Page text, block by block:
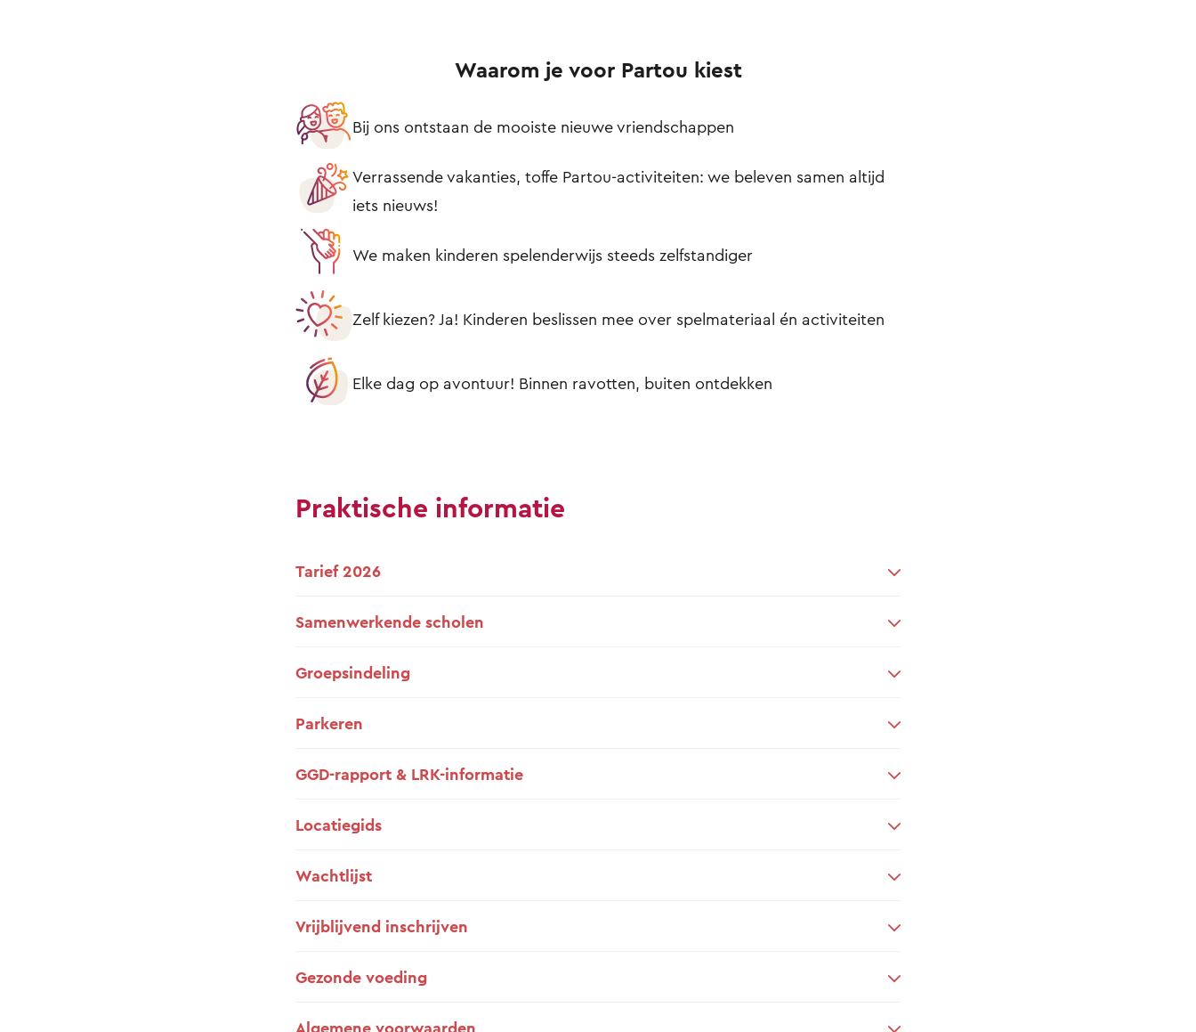
Waarom je voor Partou kiest
Bij ons ontstaan de mooiste nieuwe vriendschappen
Verrassende vakanties, toffe Partou-activiteiten: we beleven samen altijd
iets nieuws!
We maken kinderen spelenderwijs steeds zelfstandiger
Zelf kiezen? Ja! Kinderen beslissen mee over spelmateriaal én activiteiten
Elke dag op avontuur! Binnen ravotten, buiten ontdekken
Praktische informatie
Tarief 2026
Samenwerkende scholen
Groepsindeling
Parkeren
GGD-rapport & LRK-informatie
Locatiegids
Wachtlijst
Vrijblijvend inschrijven
Gezonde voeding
Algemene voorwaarden